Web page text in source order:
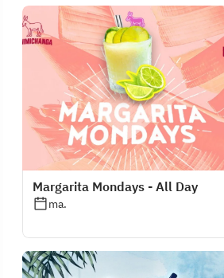
Margarita Mondays - All Day
ma.